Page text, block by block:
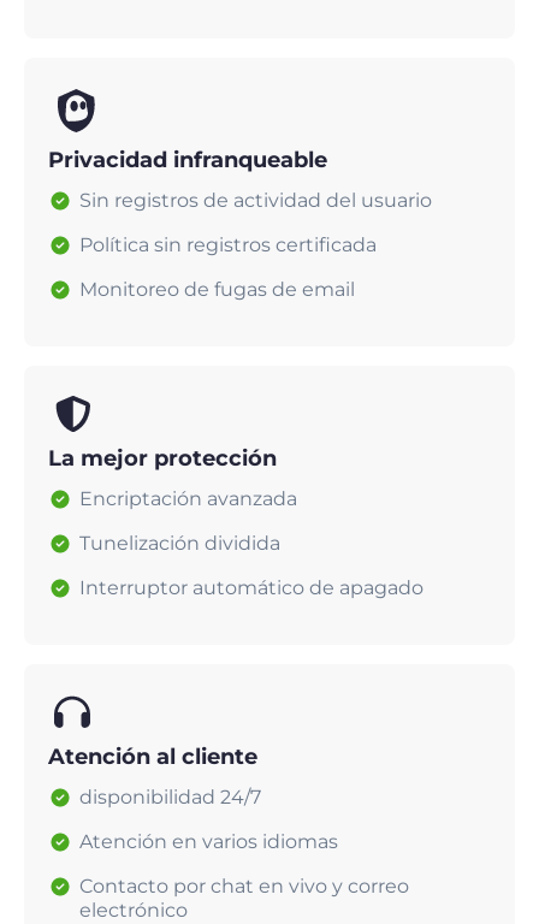
Privacidad infranqueable
Sin registros de actividad del usuario
Política sin registros certificada
Monitoreo de fugas de email
La mejor protección
Encriptación avanzada
Tunelización dividida
Interruptor automático de apagado
Atención al cliente
disponibilidad 24/7
Atención en varios idiomas
Contacto por chat en vivo y correo
electrónico